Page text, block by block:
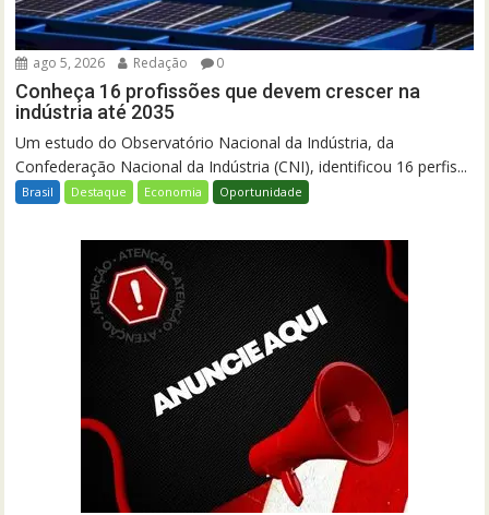
ago 5, 2026 Redação 0
Conheça 16 profissões que devem crescer na
indústria até 2035
Um estudo do Observatório Nacional da Indústria, da
Confederação Nacional da Indústria (CNI), identificou 16 perfis...
Brasil Destaque Economia Oportunidade